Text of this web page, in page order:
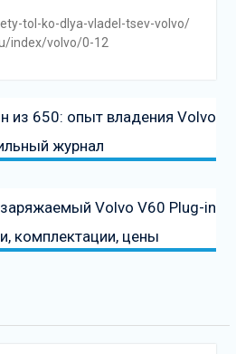
tol-ko-dlya-vladel-tsev-volvo/
index/volvo/0-12
из 650: опыт владения Volvo
журнал
Volvo V60 Plug-in
комплектации, цены